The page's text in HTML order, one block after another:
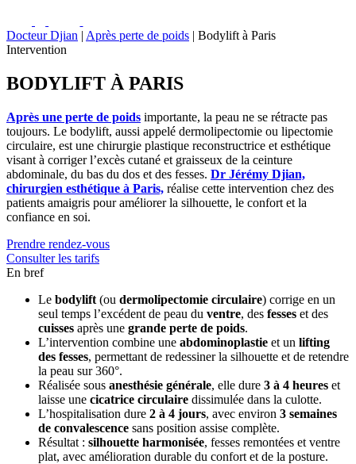
Docteur Djian | Après perte de poids | Bodylift à Paris
Intervention
BODYLIFT À PARIS
Après une perte de poids importante, la peau ne se rétracte pas
toujours. Le bodylift, aussi appelé dermolipectomie ou lipectomie
circulaire, est une chirurgie plastique reconstructrice et esthétique
visant à corriger l’excès cutané et graisseux de la ceinture
abdominale, du bas du dos et des fesses. Dr Jérémy Djian,
chirurgien esthétique à Paris, réalise cette intervention chez des
patients amaigris pour améliorer la silhouette, le confort et la
confiance en soi.
Prendre rendez-vous
Consulter les tarifs
En bref
Le bodylift (ou dermolipectomie circulaire) corrige en un
seul temps l’excédent de peau du ventre, des fesses et des
cuisses après une grande perte de poids.
L’intervention combine une abdominoplastie et un lifting
des fesses, permettant de redessiner la silhouette et de retendre
la peau sur 360°.
Réalisée sous anesthésie générale, elle dure 3 à 4 heures et
laisse une cicatrice circulaire dissimulée dans la culotte.
L’hospitalisation dure 2 à 4 jours, avec environ 3 semaines
de convalescence sans position assise complète.
Résultat : silhouette harmonisée, fesses remontées et ventre
plat, avec amélioration durable du confort et de la posture.